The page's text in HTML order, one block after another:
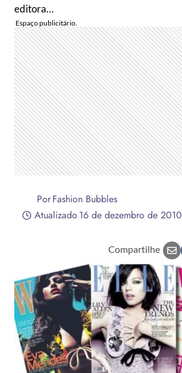
editora…
PorFashion Bubbles
Atualizado16 de dezembro de 2010
Compartilhe